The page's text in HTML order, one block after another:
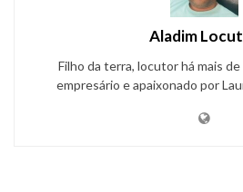
Aladim
Filho da terra, locutor há mais
empresário e apaixonado por